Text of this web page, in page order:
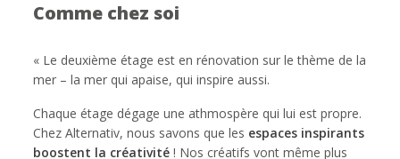
Comme chez soi
« Le deuxième étage est en rénovation sur le thème de la
mer – la mer qui apaise, qui inspire aussi.
Chaque étage dégage une athmospère qui lui est propre.
Chez Alternativ, nous savons que les espaces inspirants
boostent la créativité ! Nos créatifs vont même plus